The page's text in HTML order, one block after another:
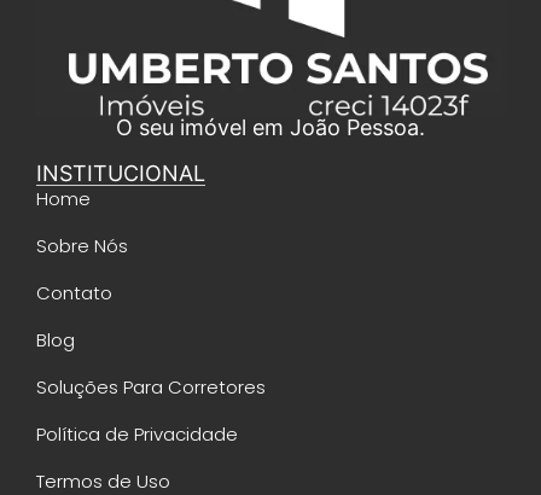
O seu imóvel em João Pessoa.
INSTITUCIONAL
Home
Sobre Nós
Contato
Blog
Soluções Para Corretores
Política de Privacidade
Termos de Uso